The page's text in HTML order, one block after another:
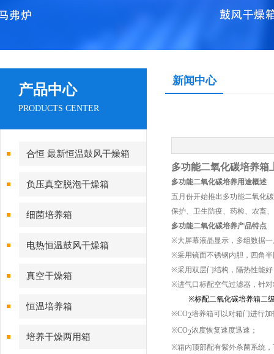
产品中心
PRODUCTS CENTER
合恒 最新恒温鼓风干燥箱
负压真空脱泡干燥箱
细菌培养箱
电热恒温鼓风干燥箱
真空干燥箱
恒温培养箱
培养干燥两用箱
新闻中心
多功能二氧化碳培养箱
多功能二氧化碳培养用途概述
五月份开始推出多功能二氧化
保护、卫生防疫、药检、农畜
多功能二氧化碳培养产品特点
※大屏幕液晶显示，多组数据
※采用镜面不锈钢内胆，四角
※采用双层门结构，隔热性能
※进气口标配空气过滤器，针
※标配二氧化碳培养箱二
※CO2培养箱可以对箱门进行
※CO2浓度恢复速度迅速；
※箱内顶部配有紫外杀菌系统